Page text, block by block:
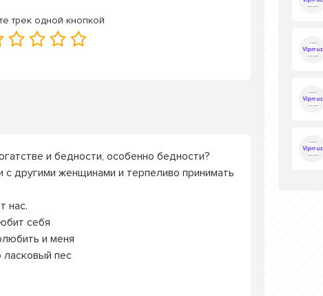
трек одной кнопкой
и бедности, особенно бедности?
другими женщинами и терпеливо принимать
нас.
себя
и меня
ласковый пес